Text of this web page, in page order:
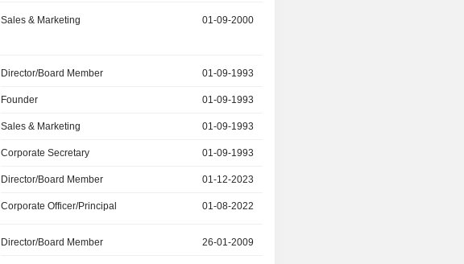
Sales & Marketing 01-09-2000
Director/Board Member 01-09-1993
Founder 01-09-1993
Sales & Marketing 01-09-1993
Corporate Secretary 01-09-1993
Director/Board Member 01-12-2023
Corporate Officer/Principal 01-08-2022
Director/Board Member 26-01-2009